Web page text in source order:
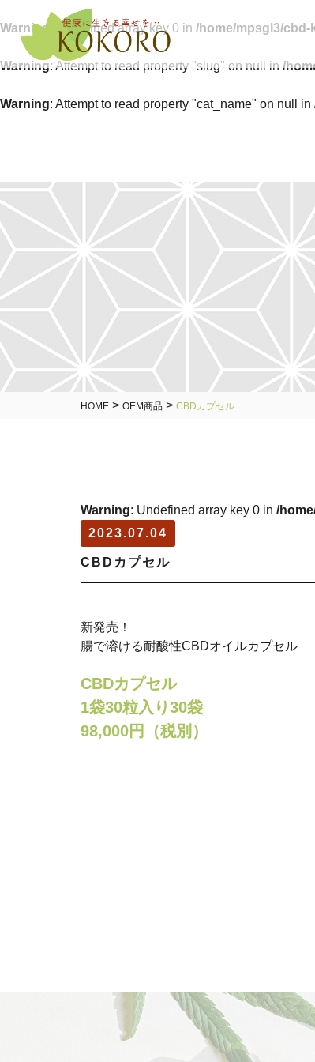
Warning : Undefined array key 0 in /home/mpsgl3/
Warning: Attempt to read property "slug" on null in /
Warning: Attempt to read property "cat_name" on null in
HOME > OEM商品 > CBDカプセル
Warning: Undefined array key 0 in /
2023.07.04
CBDカプセル
新発売！
腸で溶ける耐酸性CBDオイルカプセル
CBDカプセル
1袋30粒入り30袋
98,000円（税別）